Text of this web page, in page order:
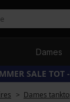
Dames
SALE TOT
Dames